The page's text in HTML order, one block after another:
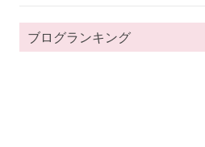
ブログランキング